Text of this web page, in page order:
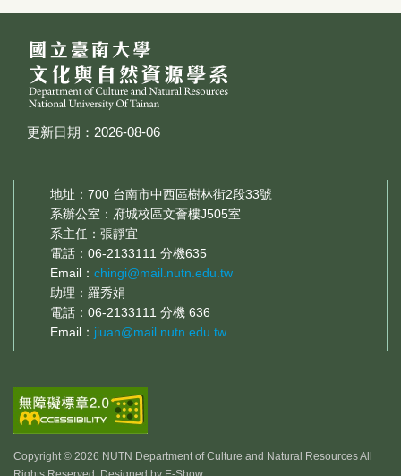
更新日期：2026-08-06
地址：700 台南市中西區樹林街2段33號
系辦公室：府城校區文薈樓J505室
系主任：張靜宜
電話：06-2133111 分機635
Email： chingi@mail.nutn.edu.tw
助理：羅秀娟
電話：06-2133111 分機 636
Email： jiuan@mail.nutn.edu.tw
Copyright © 2026 NUTN Department of Culture and Natural Resources All